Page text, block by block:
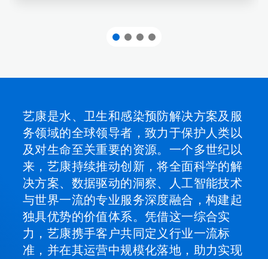
艺康是水、卫生和感染预防解决方案及服
务领域的全球领导者，致力于保护人类以
及对生命至关重要的资源。一个多世纪以
来，艺康持续推动创新，将全面科学的解
决方案、数据驱动的洞察、人工智能技术
与世界一流的专业服务深度融合，构建起
独具优势的价值体系。凭借这一综合实
力，艺康携手客户共同定义行业一流标
准，并在其运营中规模化落地，助力实现